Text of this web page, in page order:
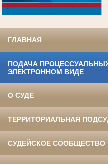
ГЛАВНАЯ
ПОДАЧА
ЭЛЕКТРОННОМ ВИДЕ
О СУДЕ
ТЕРРИТОРИАЛЬНАЯ
СУДЕЙСКОЕ СООБЩЕСТВО